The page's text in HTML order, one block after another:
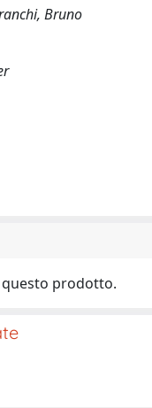
Bruno
questo prodotto.